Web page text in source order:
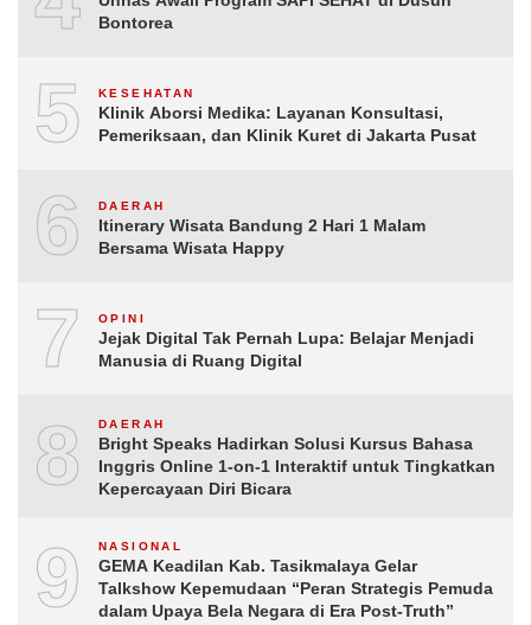
Bontorea
5 KESEHATAN
Klinik Aborsi Medika: Layanan Konsultasi,
Pemeriksaan, dan Klinik Kuret di Jakarta Pusat
6 DAERAH
Itinerary Wisata Bandung 2 Hari 1 Malam
Bersama Wisata Happy
7 OPINI
Jejak Digital Tak Pernah Lupa: Belajar Menjadi
Manusia di Ruang Digital
8 DAERAH
Bright Speaks Hadirkan Solusi Kursus Bahasa
Inggris Online 1-on-1 Interaktif untuk Tingkatkan
Kepercayaan Diri Bicara
9 NASIONAL
GEMA Keadilan Kab. Tasikmalaya Gelar
Talkshow Kepemudaan “Peran Strategis Pemuda
dalam Upaya Bela Negara di Era Post-Truth”